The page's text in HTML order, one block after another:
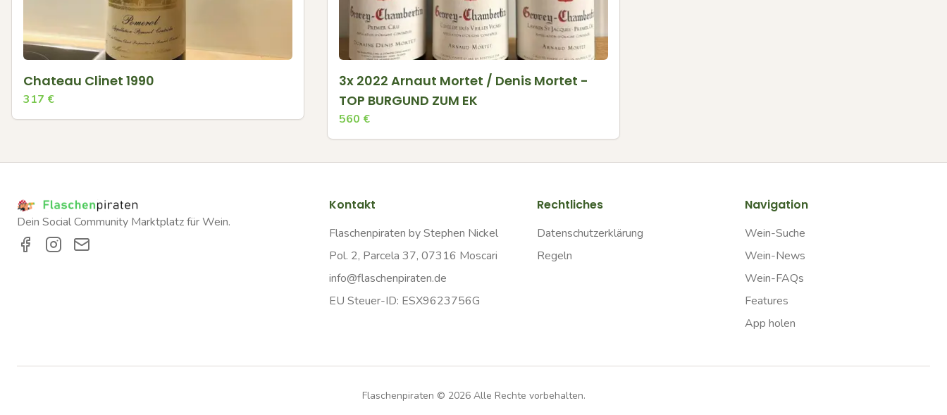
Chateau Clinet 1990
317 €
3x 2022 Arnaut Mortet / Denis Mortet -
TOP BURGUND ZUM EK
560 €
Dein Social Community Marktplatz für Wein.
Kontakt
Flaschenpiraten by Stephen Nickel
Pol. 2, Parcela 37, 07316 Moscari
info@flaschenpiraten.de
EU Steuer-ID: ESX9623756G
Rechtliches
Datenschutzerklärung
Regeln
Navigation
Wein-Suche
Wein-News
Wein-FAQs
Features
App holen
Flaschenpiraten © 2026Alle Rechte vorbehalten.